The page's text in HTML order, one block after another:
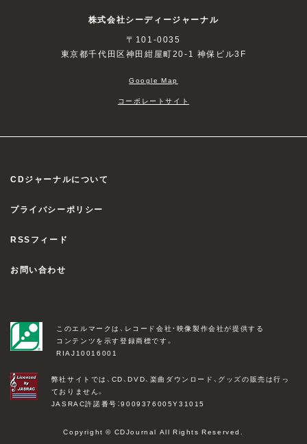
株式会社シーディージャーナル
〒101-0035
東京都千代田区神田紺屋町20-1 神保ビル3F
Google Map
コーポレートサイト
CDジャーナルについて
プライバシーポリシー
RSSフィード
お問い合わせ
このエルマークは、レコード会社・映像製作会社が提供する
コンテンツを示す登録商標です。
RIAJ10016001
弊社サイトでは、CD、DVD、楽曲ダウンロード、グッズの販売は行っ
ておりません。
JASRAC許諾番号：9009376005Y31015
Copyright © CDJournal All Rights Reserved.